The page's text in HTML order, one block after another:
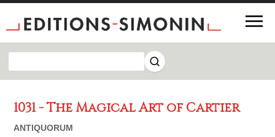
1031 - The Magical Art of Cartier
ANTIQUORUM